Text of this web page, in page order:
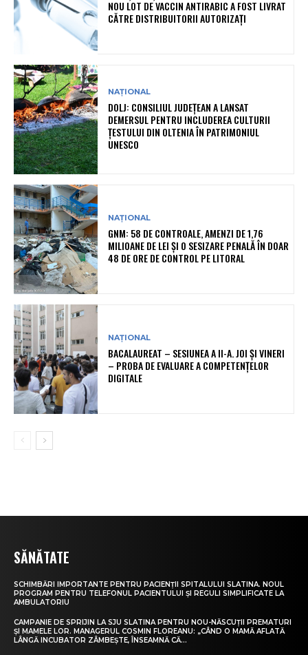
NOU LOT DE VACCIN ANTIRABIC A FOST LIVRAT
CĂTRE DISTRIBUITORII AUTORIZAȚI
NAȚIONAL
DOLJ: CONSILIUL JUDEȚEAN A LANSAT
DEMERSUL PENTRU INCLUDEREA CULTURII
ȚESTULUI DIN OLTENIA ÎN PATRIMONIUL
UNESCO
NAȚIONAL
GNM: 58 DE CONTROALE, AMENZI DE 1,76
MILIOANE DE LEI ȘI O SESIZARE PENALĂ ÎN DOAR
48 DE ORE DE CONTROL PE LITORAL
NAȚIONAL
BACALAUREAT – SESIUNEA A II-A. JOI ȘI VINERI
– PROBA DE EVALUARE A COMPETENȚELOR
DIGITALE
SĂNĂTATE
SCHIMBĂRI IMPORTANTE PENTRU PACIENȚII SPITALULUI SLATINA. NOUL
PROGRAM PENTRU TELEFONUL PACIENTULUI ȘI REGULI SIMPLIFICATE LA
AMBULATORIU
CAMPANIE DE SPRIJIN LA SJU SLATINA PENTRU NOU-NĂSCUȚII PREMATURI
ȘI MAMELE LOR. MANAGERUL COSMIN FLOREANU: „CÂND O MAMĂ AFLATĂ
LÂNGĂ INCUBATOR ZÂMBEȘTE, ÎNSEAMNĂ CĂ...